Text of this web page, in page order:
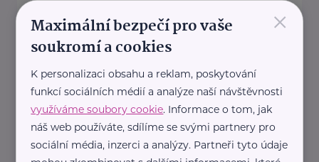
+420 723 335 204
info@matysek.cz
Ministerstvo zdravotnictví ČR
Palackého náměstí 375/4 Praha 2
https://www.mzcr.cz/
+420 224 971 111
×
Maximální bezpečí pro vaše
soukromí a cookies
K personalizaci obsahu a reklam, poskytování
funkcí sociálních médií a analýze naší návštěvnosti
využíváme soubory cookie. Informace o tom, jak
náš web používáte, sdílíme se svými partnery pro
sociální média, inzerci a analýzy. Partneři tyto údaje